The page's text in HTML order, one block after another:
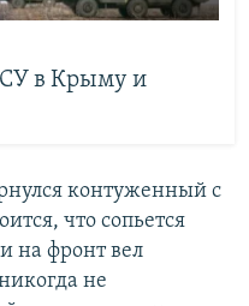
в Крыму и
контуженный с
что сопьется
на фронт вел
не